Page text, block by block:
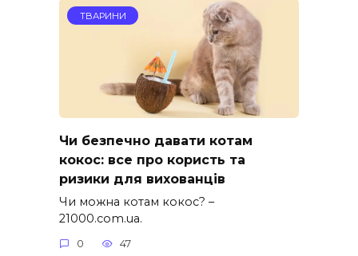
ТВАРИНИ
Чи безпечно давати котам
кокос: все про користь та
ризики для вихованців
Чи можна котам кокос? –
21000.com.ua.
0 47